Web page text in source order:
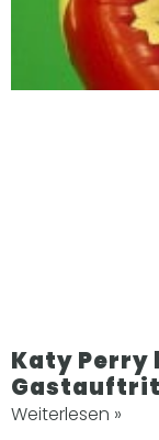
Katy Perry
Weiterlesen »